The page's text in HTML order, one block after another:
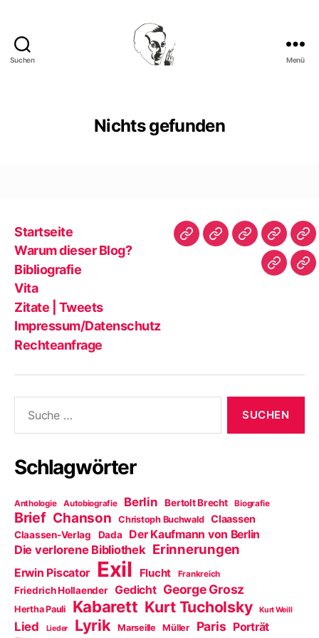
Suchen Menü
Nichts gefunden
Startseite
Warum dieser Blog?
Bibliografie
Vita
Zitate | Tweets
Impressum/Datenschutz
Rechteanfrage
Startseite
WarumBibliografie
Vita
|
nach:
Schlagwörter
Anthologie Autobiografie Berlin Bertolt Brecht Biografie
Brief Chanson Christoph Buchwald Claassen
Claassen-Verlag Dada Der Kaufmann von Berlin
Die verlorene Bibliothek Erinnerungen
Erwin Piscator Exil Flucht Frankreich
Friedrich Hollaender Gedicht George Grosz
Hertha Pauli Kabarett Kurt Tucholsky Kurt Weill
Lied Lieder Lyrik Marseille Müller Paris Porträt